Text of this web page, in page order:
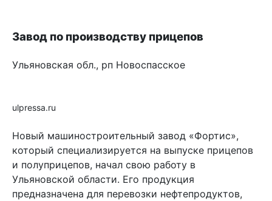
Завод по производству прицепов
Ульяновская обл., рп Новоспасское
ulpressa.ru
Новый машиностроительный завод «Фортис»,
который специализируется на выпуске прицепов
и полуприцепов, начал свою работу в
Ульяновской области. Его продукция
предназначена для перевозки нефтепродуктов,